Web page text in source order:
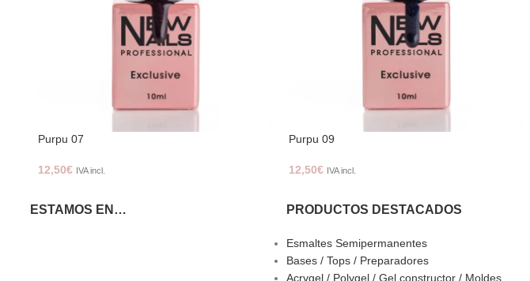
Purpu 07
12,50€ IVA incl.
Purpu 09
12,50€ IVA incl.
ESTAMOS EN… PRODUCTOS DESTACADOS
Esmaltes Semipermanentes
Bases / Tops / Preparadores
Acrygel / Polygel / Gel constructor / Moldes